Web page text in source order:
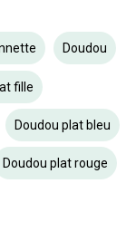
Doudou
fille
Doudou plat bleu
Doudou plat rouge